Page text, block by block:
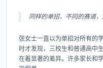
同样的单招，不同的赛道
张女士一直以为单招对所有的
时才发现，三校生和普通高中
在着显著的差异。许多家长和